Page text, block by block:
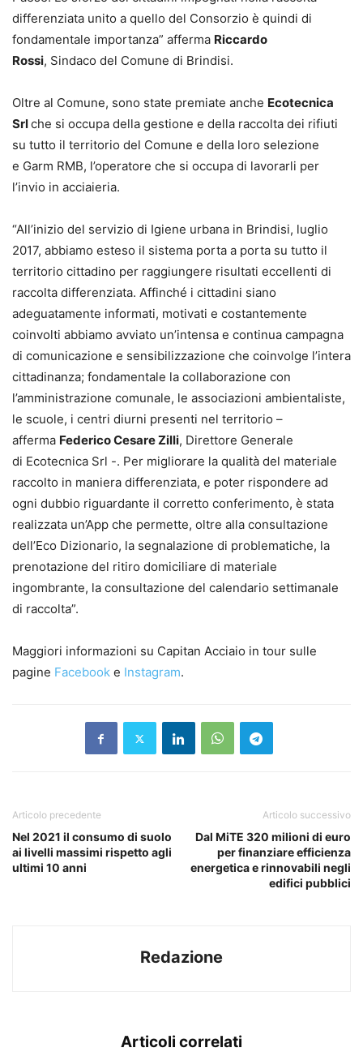
differenziata unito a quello del Consorzio è quindi di
fondamentale importanza” afferma Riccardo
Rossi, Sindaco del Comune di Brindisi.
Oltre al Comune, sono state premiate anche Ecotecnica
Srlche si occupa della gestione e della raccolta dei rifiuti
su tutto il territorio del Comune e della loro selezione
e Garm RMB, l’operatore che si occupa di lavorarli per
l’invio in acciaieria.
“All’inizio del servizio di Igiene urbana in Brindisi, luglio
2017, abbiamo esteso il sistema porta a porta su tutto il
territorio cittadino per raggiungere risultati eccellenti di
raccolta differenziata. Affinché i cittadini siano
adeguatamente informati, motivati e costantemente
coinvolti abbiamo avviato un’intensa e continua campagna
di comunicazione e sensibilizzazione che coinvolge l’intera
cittadinanza; fondamentale la collaborazione con
l’amministrazione comunale, le associazioni ambientaliste,
le scuole, i centri diurni presenti nel territorio –
afferma Federico Cesare Zilli, Direttore Generale
di Ecotecnica Srl -. Per migliorare la qualità del materiale
raccolto in maniera differenziata, e poter rispondere ad
ogni dubbio riguardante il corretto conferimento, è stata
realizzata un’App che permette, oltre alla consultazione
dell’Eco Dizionario, la segnalazione di problematiche, la
prenotazione del ritiro domiciliare di materiale
ingombrante, la consultazione del calendario settimanale
di raccolta”.
Maggiori informazioni su Capitan Acciaio in tour sulle
pagine Facebook e Instagram.
Articolo precedente
Nel 2021 il consumo di suolo
ai livelli massimi rispetto agli
ultimi 10 anni
Articolo successivo
Dal MiTE 320 milioni di euro
per finanziare efficienza
energetica e rinnovabili negli
edifici pubblici
Redazione
Articoli correlati